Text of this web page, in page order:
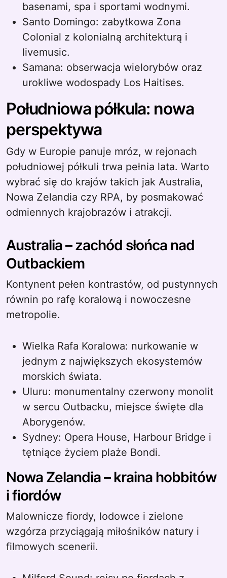
basenami, spa i sportami wodnymi.
Santo Domingo: zabytkowa Zona
Colonial z kolonialną architekturą i
livemusic.
Samana: obserwacja wielorybów oraz
urokliwe wodospady Los Haitises.
Południowa półkula: nowa
perspektywa
Gdy w Europie panuje mróz, w rejonach
południowej półkuli trwa pełnia lata. Warto
wybrać się do krajów takich jak Australia,
Nowa Zelandia czy RPA, by posmakować
odmiennych krajobrazów i atrakcji.
Australia – zachód słońca nad
Outbackiem
Kontynent pełen kontrastów, od pustynnych
równin po rafę koralową i nowoczesne
metropolie.
Wielka Rafa Koralowa: nurkowanie w
jednym z największych ekosystemów
morskich świata.
Uluru: monumentalny czerwony monolit
w sercu Outbacku, miejsce święte dla
Aborygenów.
Sydney: Opera House, Harbour Bridge i
tętniące życiem plaże Bondi.
Nowa Zelandia – kraina hobbitów
i fiordów
Malownicze fiordy, lodowce i zielone
wzgórza przyciągają miłośników natury i
filmowych scenerii.